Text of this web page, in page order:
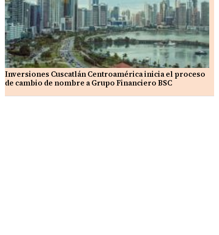
Inversiones Cuscatlán Centroamérica inicia el proceso
de cambio de nombre a Grupo Financiero BSC